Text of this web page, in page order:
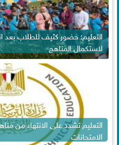
التعليم: حضور كثيف للطلاب بعد
لاستكمال المناهج
الامتحانات